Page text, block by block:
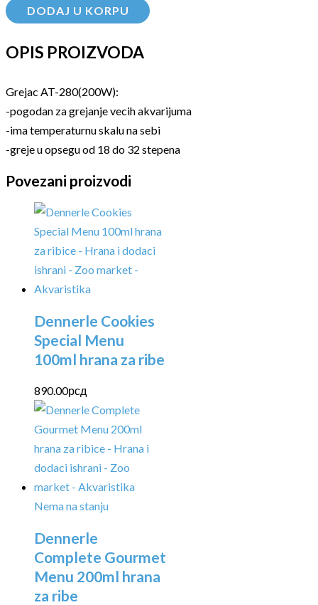
DODAJ U KORPU
OPIS PROIZVODA
Grejac AT-280(200W):
-pogodan za grejanje vecih akvarijuma
-ima temperaturnu skalu na sebi
-greje u opsegu od 18 do 32 stepena
Povezani proizvodi
Dennerle Cookies
Special Menu
100ml hrana za ribe
890.00рсд
Nema na stanju
Dennerle
Complete Gourmet
Menu 200ml hrana
za ribe